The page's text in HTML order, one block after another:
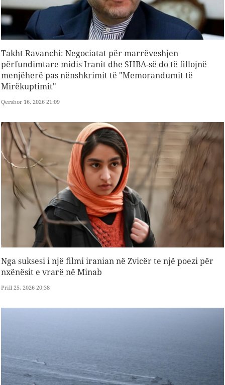
Takht Ravanchi: Negociatat për marrëveshjen
përfundimtare midis Iranit dhe SHBA-së do të fillojnë
menjëherë pas nënshkrimit të "Memorandumit të
Mirëkuptimit"
Qershor 16, 2026 21:09
Nga suksesi i një filmi iranian në Zvicër te një poezi për
nxënësit e vrarë në Minab
Prill 25, 2026 20:38